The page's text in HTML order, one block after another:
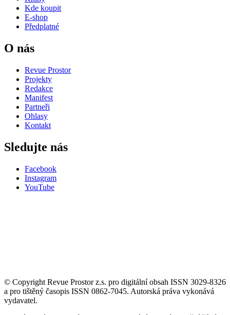
Kde koupit
E-shop
Předplatné
O nás
Revue Prostor
Projekty
Redakce
Manifest
Partneři
Ohlasy
Kontakt
Sledujte nás
Facebook
Instagram
YouTube
© Copyright Revue Prostor z.s. pro digitální obsah ISSN 3029-8326
a pro tištěný časopis ISSN 0862-7045. Autorská práva vykonává
vydavatel.